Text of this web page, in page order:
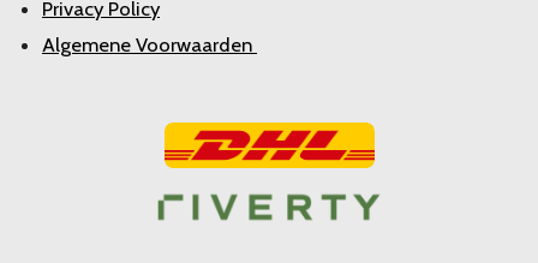
Privacy Policy
Algemene Voorwaarden